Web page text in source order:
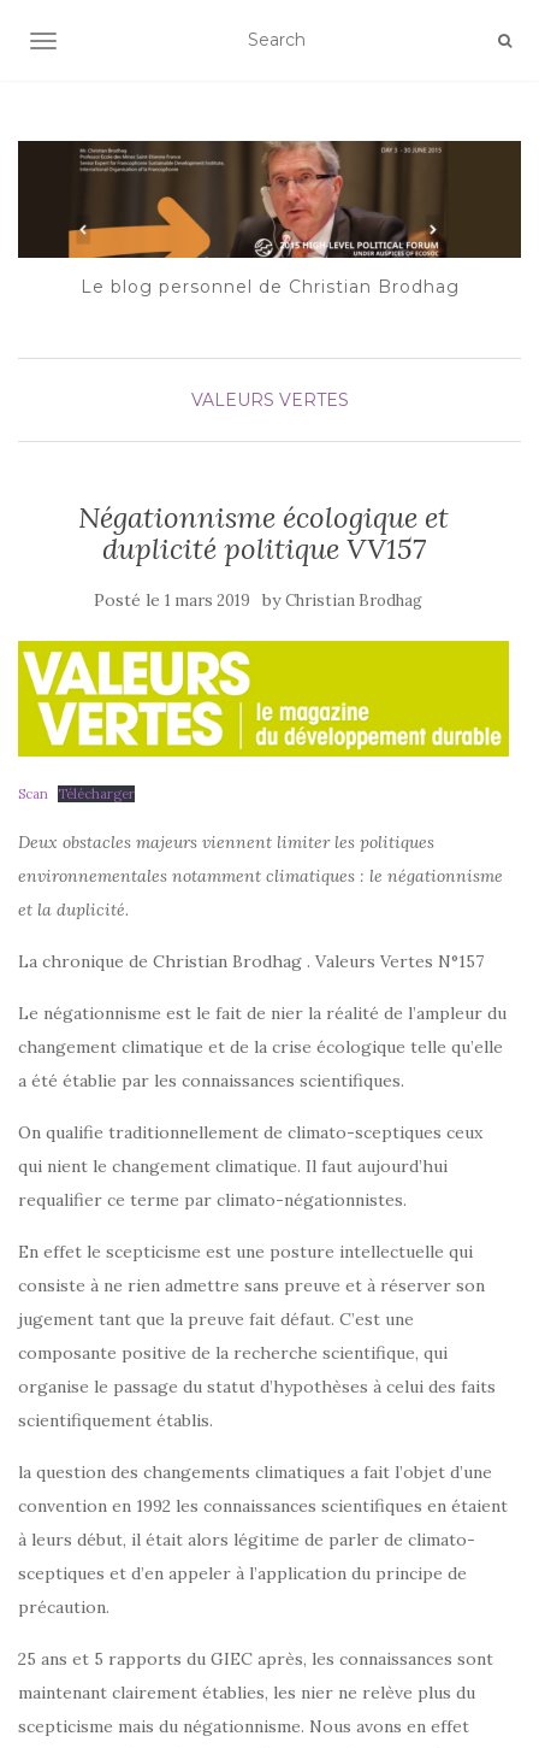
AFFICHER/MASQUER LA NAVIGATION
Le blog personnel de Christian Brodhag
VALEURS VERTES
Négationnisme écologique et
duplicité politique VV157
Posté le 1 mars 2019 byChristian Brodhag
Scan Télécharger
Deux obstacles majeurs viennent limiter les politiques
environnementales notamment climatiques : le négationnisme
et la duplicité.
La chronique de Christian Brodhag . Valeurs Vertes N°157
Le négationnisme est le fait de nier la réalité de l’ampleur du
changement climatique et de la crise écologique telle qu’elle
a été établie par les connaissances scientifiques.
On qualifie traditionnellement de climato-sceptiques ceux
qui nient le changement climatique. Il faut aujourd’hui
requalifier ce terme par climato-négationnistes.
En effet le scepticisme est une posture intellectuelle qui
consiste à ne rien admettre sans preuve et à réserver son
jugement tant que la preuve fait défaut. C’est une
composante positive de la recherche scientifique, qui
organise le passage du statut d’hypothèses à celui des faits
scientifiquement établis.
la question des changements climatiques a fait l’objet d’une
convention en 1992 les connaissances scientifiques en étaient
à leurs début, il était alors légitime de parler de climato-
sceptiques et d’en appeler à l’application du principe de
précaution.
25 ans et 5 rapports du GIEC après, les connaissances sont
maintenant clairement établies, les nier ne relève plus du
scepticisme mais du négationnisme. Nous avons en effet